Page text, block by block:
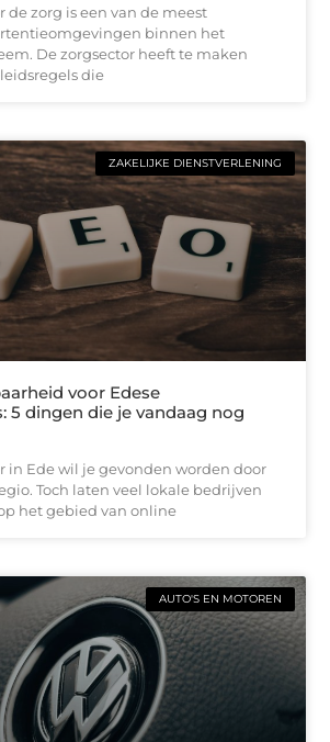
de zorg is een van de meest
binnen het
De zorgsector heeft te maken
die
ZAKELIJKE DIENSTVERLENING
voor Edese
5 dingen die je vandaag nog
in Ede wil je gevonden worden door
Toch laten veel lokale bedrijven
het gebied van online
AUTO'S EN MOTOREN